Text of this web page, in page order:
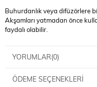
Buhurdanlık veya difüzörlere
Akşamları yatmadan önce
faydalı olabilir.
YORUMLAR(0)
ÖDEME SEÇENEKLERI